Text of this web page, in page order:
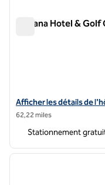
Kawana Hotel &
Afficher les détails de
Afficher les détails de
62,22 miles
Stationnement
1 sur 12